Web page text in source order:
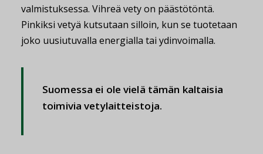
valmistuksessa. Vihreä vety on päästötöntä.
Pinkiksi vetyä kutsutaan silloin, kun se tuotetaan
joko uusiutuvalla energialla tai ydinvoimalla.
Suomessa ei ole vielä tämän kaltaisia
toimivia vetylaitteistoja.